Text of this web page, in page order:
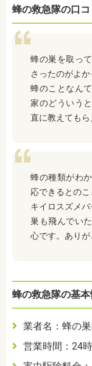
蜂の救急隊の口コ
蜂の巣を取っ
さったのがよか
蜂のことなん
家のどういう
直に教えてもら
蜂の種類がわ
応できるとのこ
キイロスズメバ
巣も飛んでい
心です。ありが
蜂の救急隊の基本
業者名：蜂の
営業時間：24